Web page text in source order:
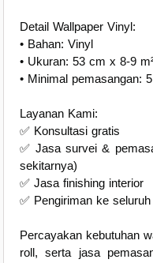
Detail Wallpaper Vinyl:
• Bahan: Vinyl
• Ukuran: 53 cm x 8-9
• Minimal pemasangan:
Layanan Kami:
✅ Konsultasi gratis
✅ Jasa survei &
sekitarnya)
✅ Jasa finishing interior
✅ Pengiriman ke
Percayakan kebutuhan
roll, serta jasa